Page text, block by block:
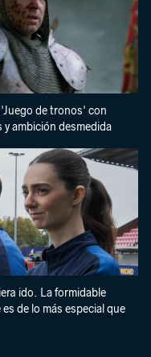
'Juego de tronos' con
ambición desmedida
ido. La formidable
de lo más especial que